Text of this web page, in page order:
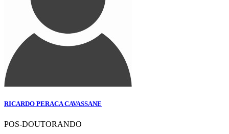
RICARDO PERACA CAVASSANE
POS-DOUTORANDO